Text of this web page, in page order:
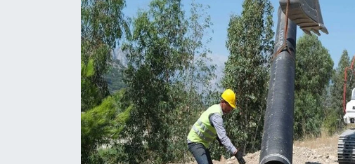
Haberler
KANALV Spor
Kültür Sanat
Magazin
Öğle Bülteni